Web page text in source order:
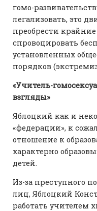
гомо-
легализовать, это
преобрести
спровоцировать
установленных
порядков
«Учитель-
взгляды»
Яблоцкий как и
«федерации», к
отношение к
характерно
детей.
Из-за преступного
лиц, Яблоцкий
работать учителем